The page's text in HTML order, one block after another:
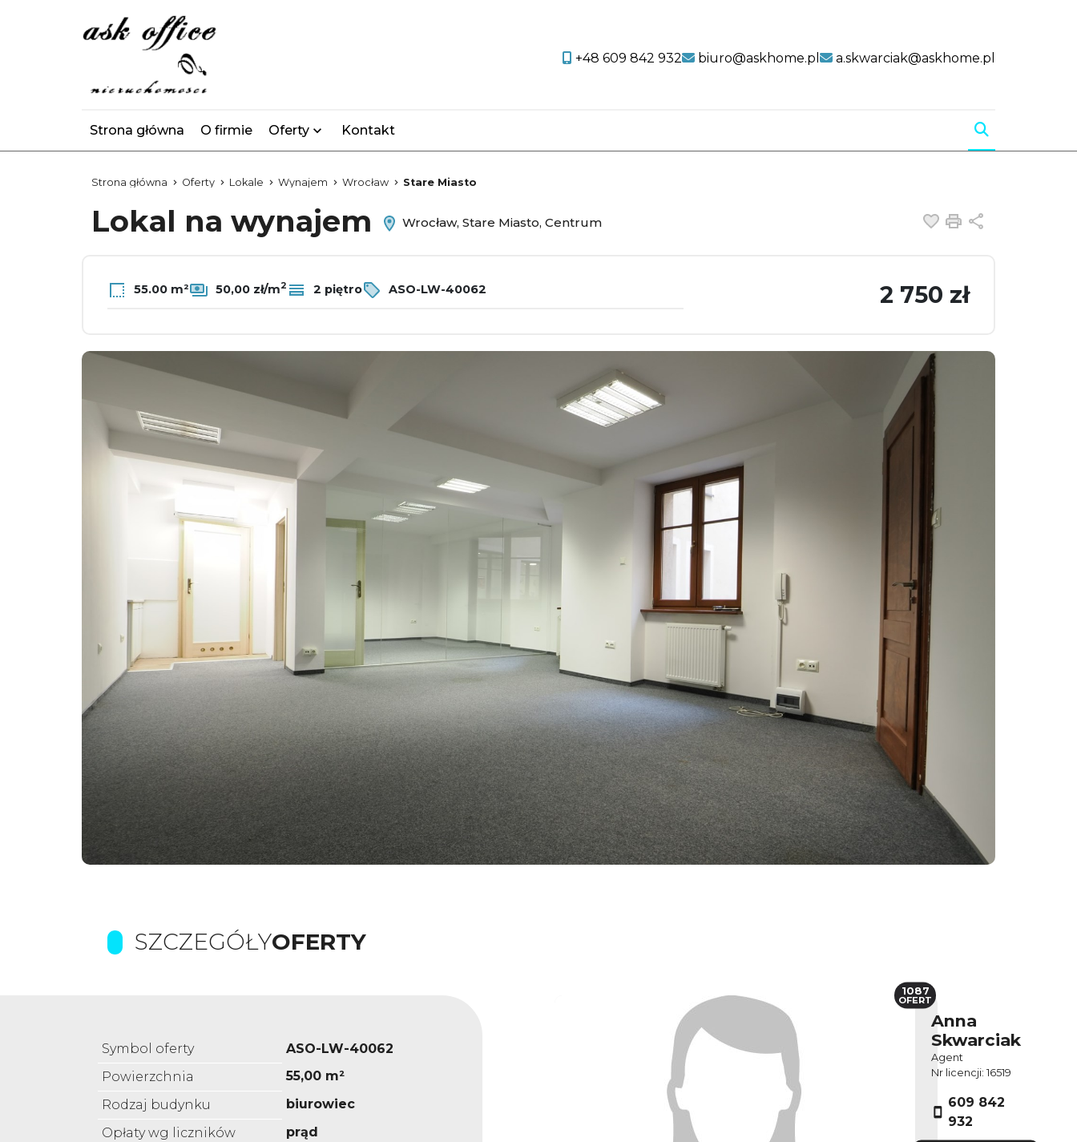
+48 609 842 932 biuro@askhome.pl a.skwarciak@askhome.pl
Strona główna O firmie Oferty Kontakt
Strona główna Oferty Lokale Wynajem Wrocław Stare Miasto
Lokal na wynajem Wrocław, Stare Miasto, Centrum Dodaj do
Drukuj
55.00 m² 50,00 zł/m2 2 piętro ASO-LW-40062 2 750 zł
SZCZEGÓŁYOFERTY
Symbol oferty
ASO-LW-40062
Powierzchnia
55,00 m²
Rodzaj budynku
biurowiec
Opłaty wg liczników
prąd
Anna
Skwarciak
Agent
Nr licencji: 16519
609 842
932
1087
OFERT